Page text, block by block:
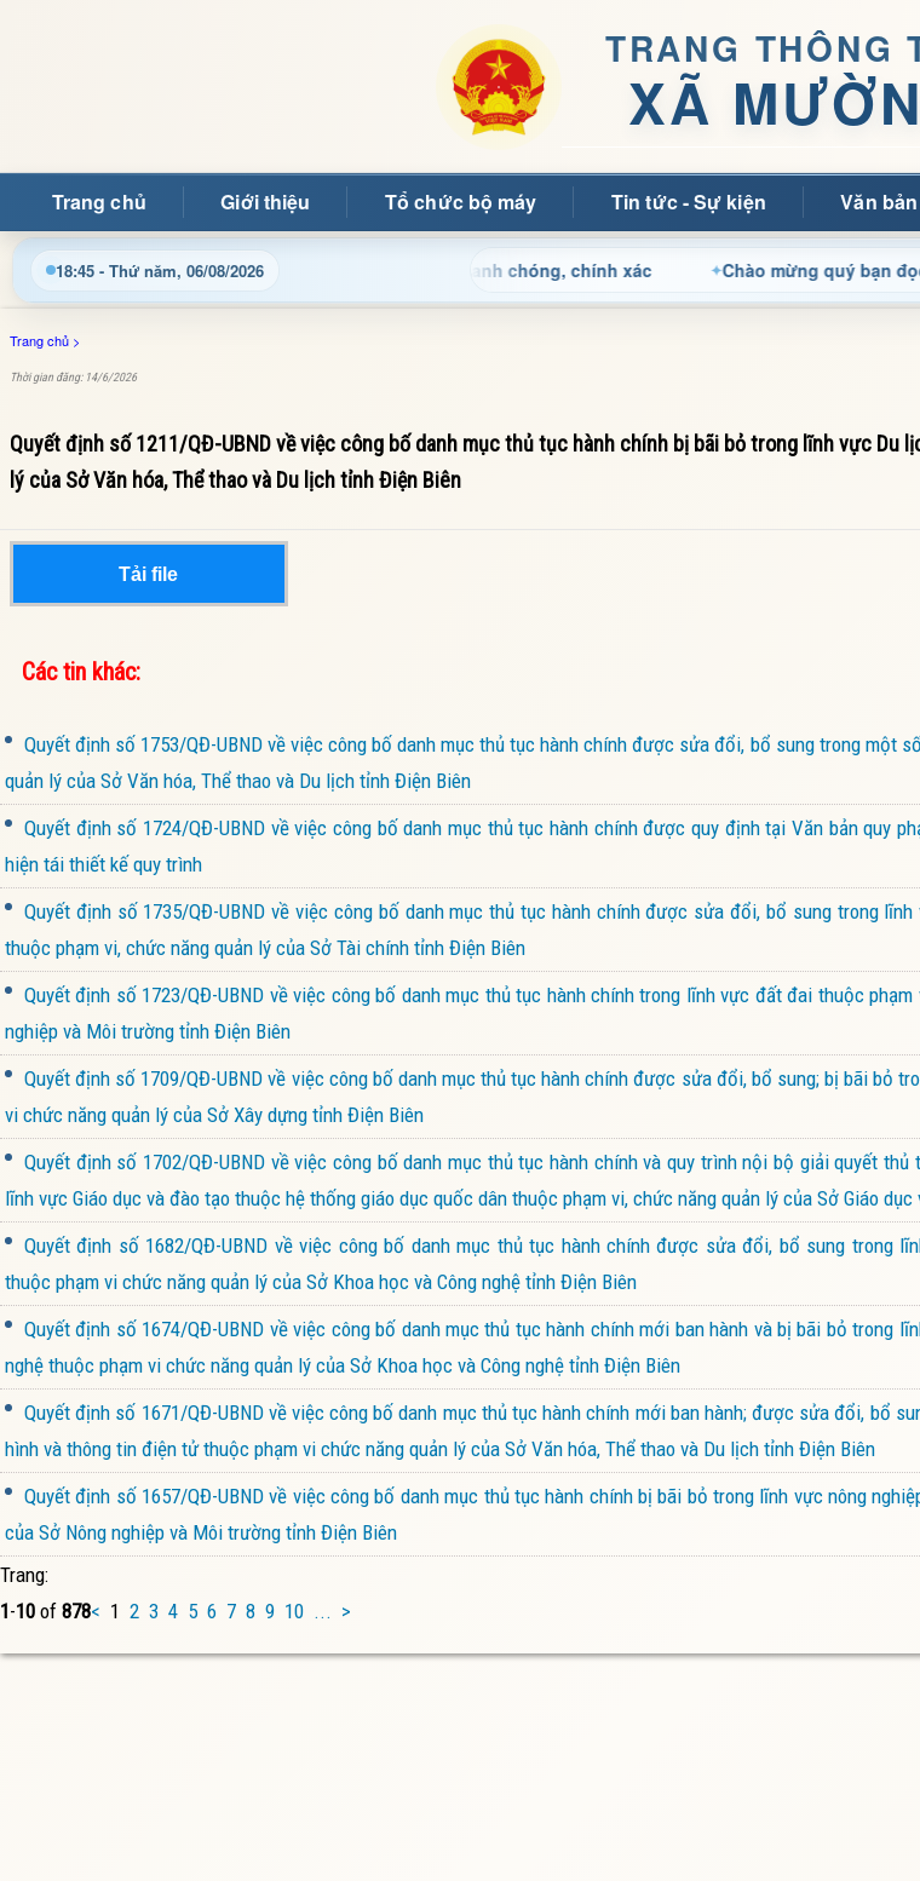
TRANG THÔNG
XÃ
Trang chủ Giới thiệu Tổ chức bộ máy Tin tức - Sự kiện Văn bản
18:45 - Thứ năm, 06/08/2026
thủ tục hành chính và tin tức địa phương nhanh chóng, chính xác Chào mừng quý bạn đọc đến
Trang chủ >
Thời gian đăng: 14/6/2026
Quyết định số 1211/QĐ-UBND về việc công bố danh mục thủ tục hành chính bị bãi bỏ trong lĩnh vực Du
lý của Sở Văn hóa, Thể thao và Du lịch tỉnh Điện Biên
Tải file
Các tin khác:
Quyết định số 1753/QĐ-UBND về việc công bố danh mục thủ tục hành chính được sửa đổi, bổ sung trong một
quản lý của Sở Văn hóa, Thể thao và Du lịch tỉnh Điện Biên
Quyết định số 1724/QĐ-UBND về việc công bố danh mục thủ tục hành chính được quy định tại Văn bản quy
hiện tái thiết kế quy trình
Quyết định số 1735/QĐ-UBND về việc công bố danh mục thủ tục hành chính được sửa đổi, bổ sung trong
thuộc phạm vi, chức năng quản lý của Sở Tài chính tỉnh Điện Biên
Quyết định số 1723/QĐ-UBND về việc công bố danh mục thủ tục hành chính trong lĩnh vực đất đai thuộc
nghiệp và Môi trường tỉnh Điện Biên
Quyết định số 1709/QĐ-UBND về việc công bố danh mục thủ tục hành chính được sửa đổi, bổ sung; bị bãi bỏ
vi chức năng quản lý của Sở Xây dựng tỉnh Điện Biên
Quyết định số 1702/QĐ-UBND về việc công bố danh mục thủ tục hành chính và quy trình nội bộ giải quyết
lĩnh vực Giáo dục và đào tạo thuộc hệ thống giáo dục quốc dân thuộc phạm vi, chức năng quản lý của Sở Giáo
Quyết định số 1682/QĐ-UBND về việc công bố danh mục thủ tục hành chính được sửa đổi, bổ sung trong
thuộc phạm vi chức năng quản lý của Sở Khoa học và Công nghệ tỉnh Điện Biên
Quyết định số 1674/QĐ-UBND về việc công bố danh mục thủ tục hành chính mới ban hành và bị bãi bỏ trong
nghệ thuộc phạm vi chức năng quản lý của Sở Khoa học và Công nghệ tỉnh Điện Biên
Quyết định số 1671/QĐ-UBND về việc công bố danh mục thủ tục hành chính mới ban hành; được sửa đổi, bổ
hình và thông tin điện tử thuộc phạm vi chức năng quản lý của Sở Văn hóa, Thể thao và Du lịch tỉnh Điện Biên
Quyết định số 1657/QĐ-UBND về việc công bố danh mục thủ tục hành chính bị bãi bỏ trong lĩnh vực nông
của Sở Nông nghiệp và Môi trường tỉnh Điện Biên
Trang:
1-10 of 878< 1 2 3 4 5 6 7 8 9 10 ... >